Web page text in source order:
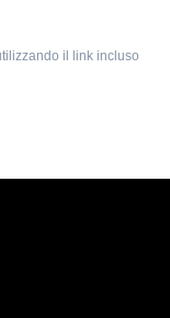
il link incluso